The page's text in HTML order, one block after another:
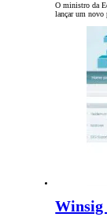
O ministro da
lançar um novo
Winsig